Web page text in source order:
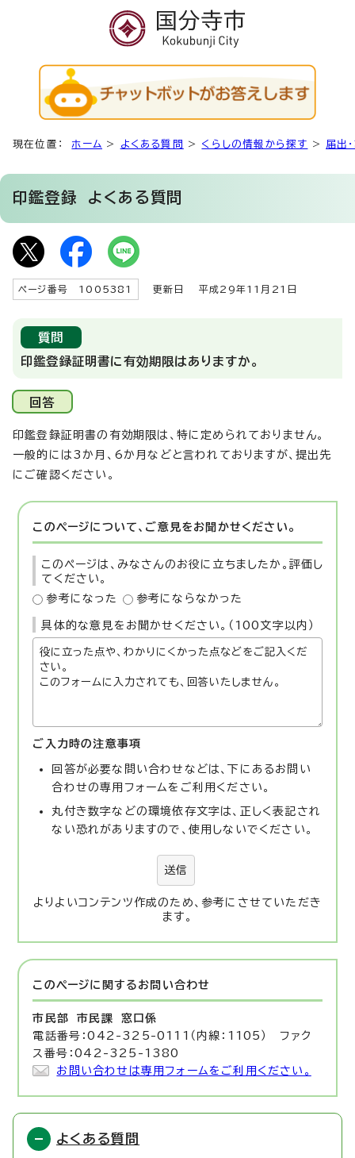
現在位置： ホーム > よくある質問 > くらしの情報から探す > 届出
印鑑登録 よくある質問
ページ番号 1005381 更新日 平成29年11月21日
質問
印鑑登録証明書に有効期限はありますか。
回答
印鑑登録証明書の有効期限は、特に定められておりません。
一般的には3か月、6か月などと言われておりますが、提出先
にご確認ください。
このページについて、ご意見をお聞かせください。
このページは、みなさんのお役に立ちましたか。評価し
てください。
参考になった
参考にならなかった
具体的な意見をお聞かせください。（100文字以内）
ご入力時の注意事項
回答が必要な問い合わせなどは、下にあるお問い
合わせの専用フォームをご利用ください。
丸付き数字などの環境依存文字は、正しく表記され
ない恐れがありますので、使用しないでください。
送信
よりよいコンテンツ作成のため、参考にさせていただき
ます。
このページに関する お問い合わせ
市民部 市民課 窓口係
電話番号：042-325-0111（内線：1105） ファク
ス番号：042-325-1380
お問い合わせは専用フォームをご利用ください。
よくある質問